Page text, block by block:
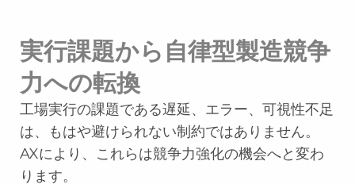
実行課題から自律型製造競争
力への転換
工場実行の課題である遅延、エラー、可視性不足
は、もはや避けられない制約ではありません。
AXにより、これらは競争力強化の機会へと変わ
ります。